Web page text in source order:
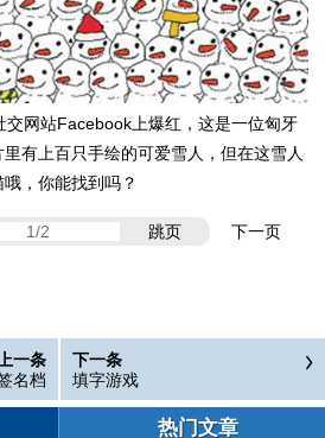
网站Facebook上爆红，这是一位匈牙
有上百只手绘的可爱雪人，但在这雪人
，你能找到吗？
跳页 下一页
上一条
名档
下一条
填字游戏
热门文章